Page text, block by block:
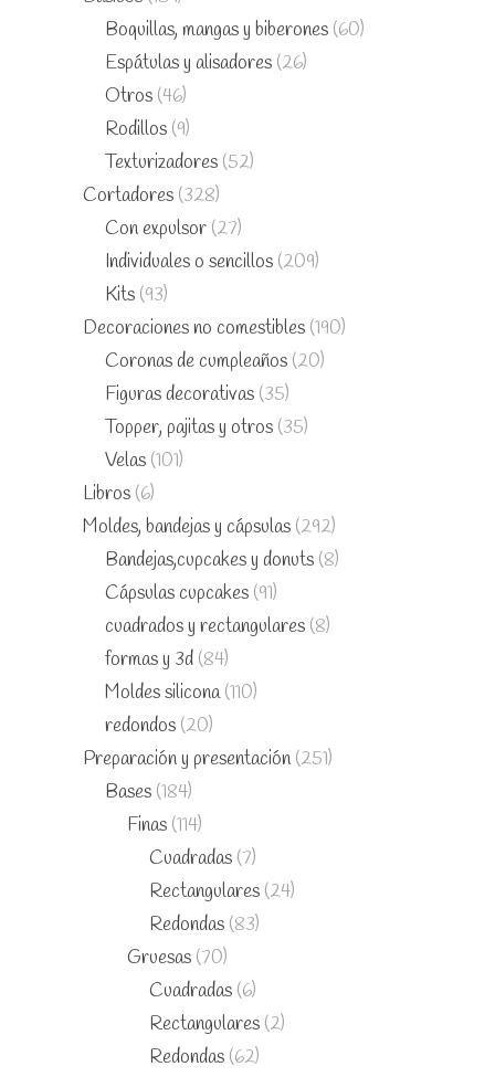
Boquillas, mangas y biberones (60)
Espátulas y alisadores (26)
Otros (46)
Rodillos (9)
Texturizadores (52)
Cortadores (328)
Con expulsor (27)
Individuales o sencillos (209)
Kits (93)
Decoraciones no comestibles (190)
Coronas de cumpleaños (20)
Figuras decorativas (35)
Topper, pajitas y otros (35)
Velas (101)
Libros (6)
Moldes, bandejas y cápsulas (292)
Bandejas,cupcakes y donuts (8)
Cápsulas cupcakes (91)
cuadrados y rectangulares (8)
formas y 3d (84)
Moldes silicona (110)
redondos (20)
Preparación y presentación (251)
Bases (184)
Finas (114)
Cuadradas (7)
Rectangulares (24)
Redondas (83)
Gruesas (70)
Cuadradas (6)
Rectangulares (2)
Redondas (62)